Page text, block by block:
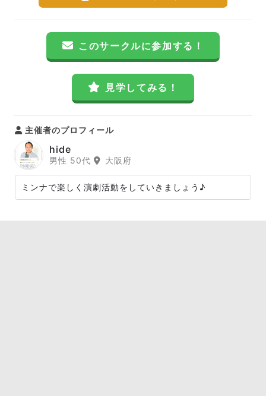
このサークルに参加する！
見学してみる！
主催者のプロフィール
hide
男性 50代 大阪府
ミンナで楽しく演劇活動をしていきましょう♪